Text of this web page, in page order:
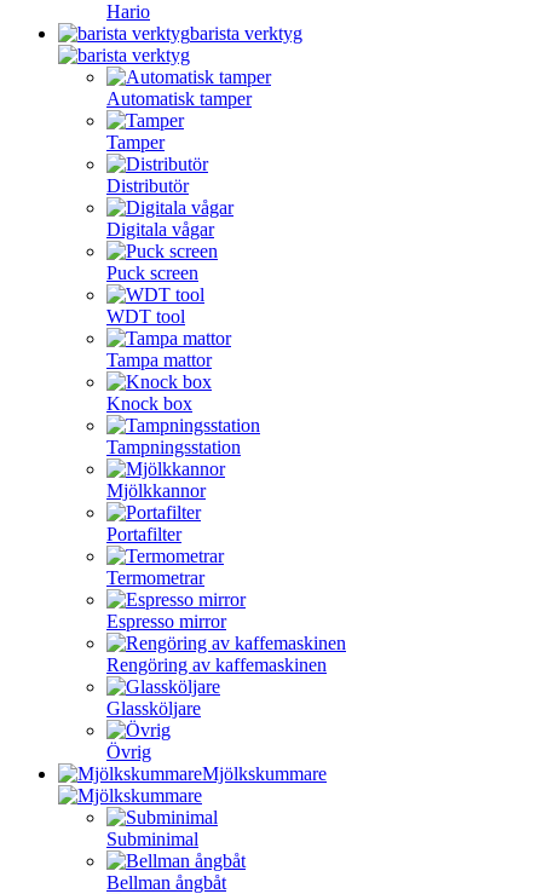
Hario
barista verktyg
Automatisk tamper
Tamper
Distributör
Digitala vågar
Puck screen
WDT tool
Tampa mattor
Knock box
Tampningsstation
Mjölkkannor
Portafilter
Termometrar
Espresso mirror
Rengöring av kaffemaskinen
Glassköljare
Övrig
Mjölkskummare
Subminimal
Bellman ångbåt